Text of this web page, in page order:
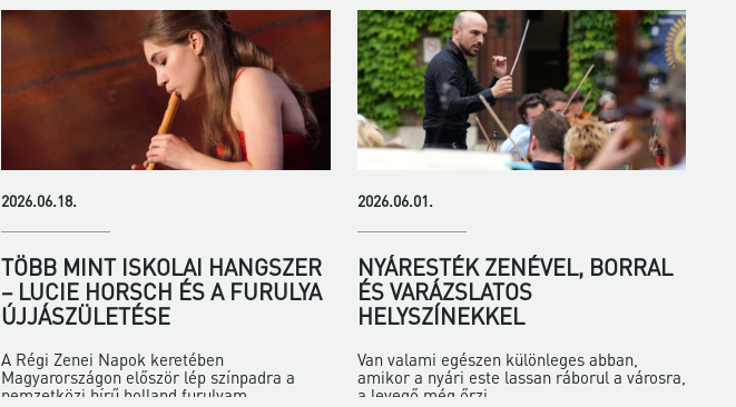
2026.06.18.
TÖBB MINT ISKOLAI HANGSZER
– LUCIE HORSCH ÉS A FURULYA
ÚJJÁSZÜLETÉSE
A Régi Zenei Napok keretében
Magyarországon először lép színpadra a
nemzetközi hírű holland furulyam...
2026.06.01.
NYÁRESTÉK ZENÉVEL, BORRAL
ÉS VARÁZSLATOS
HELYSZÍNEKKEL
Van valami egészen különleges abban,
amikor a nyári este lassan ráborul a városra,
a levegő még őrzi...